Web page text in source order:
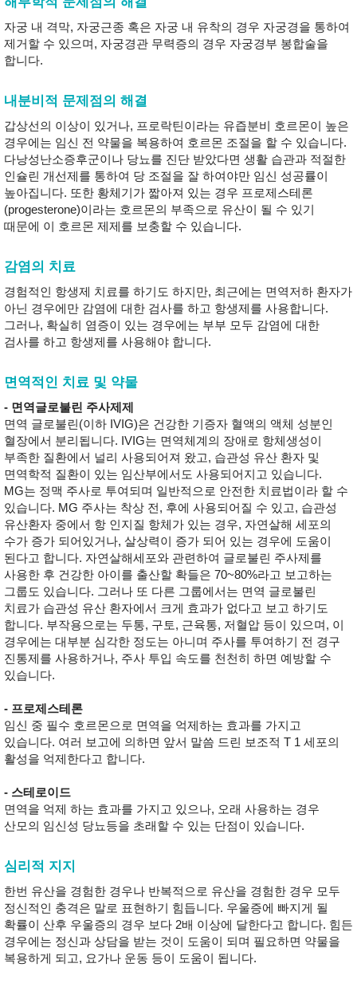
자궁 내 격막, 자궁근종 혹은 자궁 내 유착의 경우 자궁경을 통하여
제거할 수 있으며, 자궁경관 무력증의 경우 자궁경부 봉합술을
합니다.
내분비적 문제점의 해결
갑상선의 이상이 있거나, 프로락틴이라는 유즙분비 호르몬이 높은
경우에는 임신 전 약물을 복용하여 호르몬 조절을 할 수 있습니다.
다낭성난소증후군이나 당뇨를 진단 받았다면 생활 습관과 적절한
인슐린 개선제를 통하여 당 조절을 잘 하여야만 임신 성공률이
높아집니다. 또한 황체기가 짧아져 있는 경우 프로제스테론
(progesterone)이라는 호르몬의 부족으로 유산이 될 수 있기
때문에 이 호르몬 제제를 보충할 수 있습니다.
감염의 치료
경험적인 항생제 치료를 하기도 하지만, 최근에는 면역저하 환자가
아닌 경우에만 감염에 대한 검사를 하고 항생제를 사용합니다.
그러나, 확실히 염증이 있는 경우에는 부부 모두 감염에 대한
검사를 하고 항생제를 사용해야 합니다.
면역적인 치료 및 약물
- 면역글로불린 주사제제
면역 글로불린(이하 IVIG)은 건강한 기증자 혈액의 액체 성분인
혈장에서 분리됩니다. IVIG는 면역체계의 장애로 항체생성이
부족한 질환에서 널리 사용되어져 왔고, 습관성 유산 환자 및
면역학적 질환이 있는 임산부에서도 사용되어지고 있습니다.
MG는 정맥 주사로 투여되며 일반적으로 안전한 치료법이라 할 수
있습니다. MG 주사는 착상 전, 후에 사용되어질 수 있고, 습관성
유산환자 중에서 항 인지질 항체가 있는 경우, 자연살해 세포의
수가 증가 되어있거나, 살상력이 증가 되어 있는 경우에 도움이
된다고 합니다. 자연살해세포와 관련하여 글로불린 주사제를
사용한 후 건강한 아이를 출산할 확들은 70~80%라고 보고하는
그룹도 있습니다. 그러나 또 다른 그룹에서는 면역 글로불린
치료가 습관성 유산 환자에서 크게 효과가 없다고 보고 하기도
합니다. 부작용으로는 두통, 구토, 근육통, 저혈압 등이 있으며, 이
경우에는 대부분 심각한 정도는 아니며 주사를 투여하기 전 경구
진통제를 사용하거나, 주사 투입 속도를 천천히 하면 예방할 수
있습니다.
- 프로제스테론
임신 중 필수 호르몬으로 면역을 억제하는 효과를 가지고
있습니다. 여러 보고에 의하면 앞서 말씀 드린 보조적 T 1 세포의
활성을 억제한다고 합니다.
- 스테로이드
면역을 억제 하는 효과를 가지고 있으나, 오래 사용하는 경우
산모의 임신성 당뇨등을 초래할 수 있는 단점이 있습니다.
심리적 지지
한번 유산을 경험한 경우나 반복적으로 유산을 경험한 경우 모두
정신적인 충격은 말로 표현하기 힘듭니다. 우울증에 빠지게 될
확률이 산후 우울증의 경우 보다 2배 이상에 달한다고 합니다. 힘든
경우에는 정신과 상담을 받는 것이 도움이 되며 필요하면 약물을
복용하게 되고, 요가나 운동 등이 도움이 됩니다.